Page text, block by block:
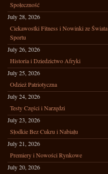
Społeczność
July 28, 2026
Ciekawostki Fitness i Nowinki ze Świata
Sportu
July 26, 2026
Historia i Dziedzictwo Afryki
July 25, 2026
Odzież Patriotyczna
July 24, 2026
Testy Części i Narzędzi
July 23, 2026
Słodkie Bez Cukru i Nabiału
July 21, 2026
Premiery i Nowości Rynkowe
July 20, 2026